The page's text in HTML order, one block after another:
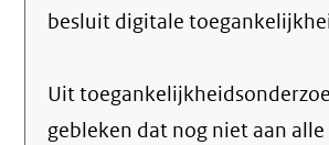
besluit digitale
Uit
gebleken dat nog niet aan